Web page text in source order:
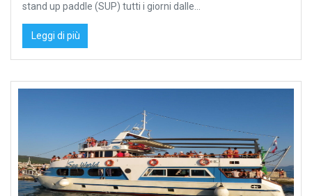
stand up paddle (SUP) tutti i giorni dalle...
Leggi di più